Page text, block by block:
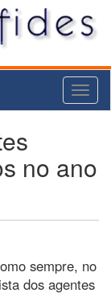
no ano
sempre, no
dos agentes